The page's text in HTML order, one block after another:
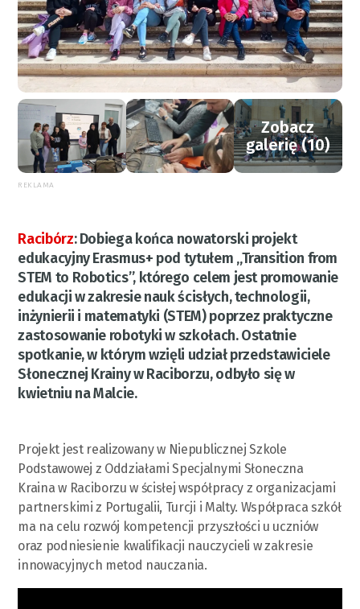
Zobacz
galerię (10)
REKLAMA
Racibórz:Dobiega końca nowatorski projekt
edukacyjny Erasmus+ pod tytułem „Transition from
STEM to Robotics”, którego celem jest promowanie
edukacji w zakresie nauk ścisłych, technologii,
inżynierii i matematyki (STEM) poprzez praktyczne
zastosowanie robotyki w szkołach. Ostatnie
spotkanie, w którym wzięli udział przedstawiciele
Słonecznej Krainy w Raciborzu, odbyło się w
kwietniu na Malcie.
Projekt jest realizowany w Niepublicznej Szkole
Podstawowej z Oddziałami Specjalnymi Słoneczna
Kraina w Raciborzu w ścisłej współpracy z organizacjami
partnerskimi z Portugalii, Turcji i Malty. Współpraca szkół
ma na celu rozwój kompetencji przyszłości u uczniów
oraz podniesienie kwalifikacji nauczycieli w zakresie
innowacyjnych metod nauczania.